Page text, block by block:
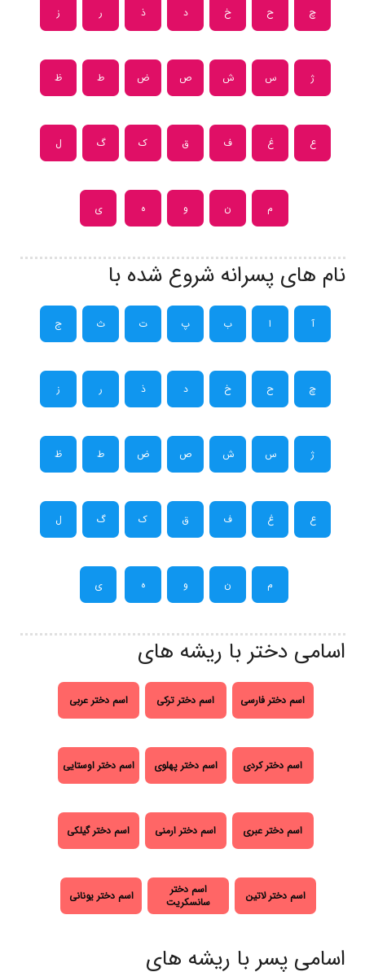
چ ح خ د ذ ر ز
ژ س ش ص ض ط ظ
ع غ ف ق ک گ ل
م ن و ه ی
نام های پسرانه شروع شده با
آ ا ب پ ت ث ج
چ ح خ د ذ ر ز
ژ س ش ص ض ط ظ
ع غ ف ق ک گ ل
م ن و ه ی
اسامی دختر با ریشه های
اسم دختر فارسی اسم دختر ترکی اسم دختر عربی
اسم دختر کردی اسم دختر پهلوی اسم دختر اوستایی
اسم دختر عبری اسم دختر ارمنی اسم دختر گیلکی
اسم دختر لاتین
اسم دختر
سانسکریت
اسم دختر یونانی
اسامی پسر با ریشه های